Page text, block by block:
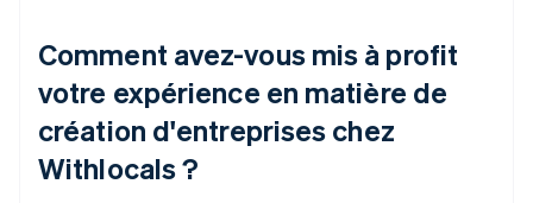
Comment avez-vous mis à profit
votre expérience en matière de
création d'entreprises chez
Withlocals ?